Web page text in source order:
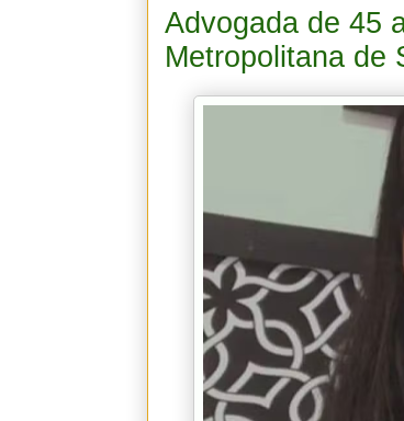
Advogada de 45
Metropolitana de